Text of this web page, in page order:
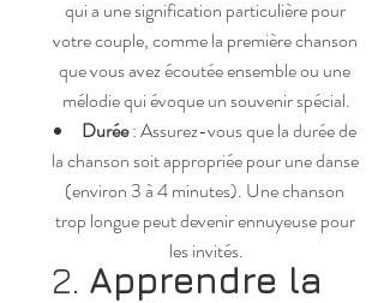
qui a une signification particulière pour
votre couple, comme la première chanson
que vous avez écoutée ensemble ou une
mélodie qui évoque un souvenir spécial.
Durée : Assurez-vous que la durée de
la chanson soit appropriée pour une danse
(environ 3 à 4 minutes). Une chanson
trop longue peut devenir ennuyeuse pour
les invités.
2. Apprendre la